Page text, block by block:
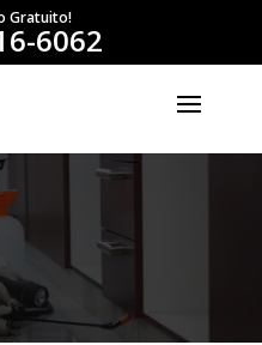
Gratuito!
6062